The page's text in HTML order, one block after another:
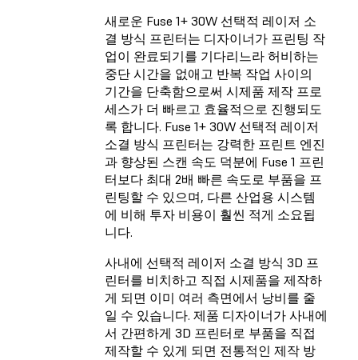
새로운 Fuse 1+ 30W 선택적 레이저 소
결 방식 프린터는 디자이너가 프린팅 작
업이 완료되기를 기다리느라 허비하는
중단 시간을 없애고 반복 작업 사이의
기간을 단축함으로써 시제품 제작 프로
세스가 더 빠르고 효율적으로 진행되도
록 합니다. Fuse 1+ 30W 선택적 레이저
소결 방식 프린터는 강력한 프린트 엔진
과 향상된 스캔 속도 덕분에 Fuse 1 프린
터보다 최대 2배 빠른 속도로 부품을 프
린팅할 수 있으며, 다른 산업용 시스템
에 비해 투자 비용이 훨씬 적게 소요됩
니다.
사내에 선택적 레이저 소결 방식 3D 프
린터를 비치하고 직접 시제품을 제작하
게 되면 이미 여러 측면에서 낭비를 줄
일 수 있습니다. 제품 디자이너가 사내에
서 간편하게 3D 프린터로 부품을 직접
제작할 수 있게 되면 전통적인 제작 방